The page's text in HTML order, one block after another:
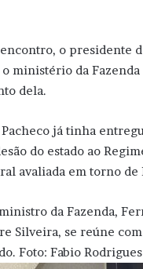
o presidente
ministério da
dela.
já tinha
do estado ao
avaliada em torno de